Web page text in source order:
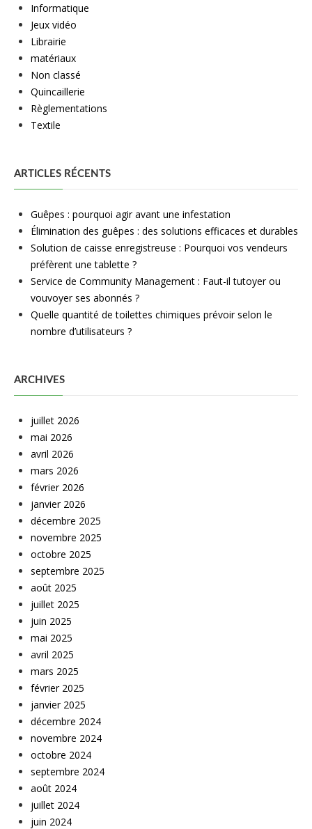
Informatique
Jeux vidéo
Librairie
matériaux
Non classé
Quincaillerie
Règlementations
Textile
ARTICLES RÉCENTS
Guêpes : pourquoi agir avant une infestation
Élimination des guêpes : des solutions efficaces et durables
Solution de caisse enregistreuse : Pourquoi vos vendeurs
préfèrent une tablette ?
Service de Community Management : Faut-il tutoyer ou
vouvoyer ses abonnés ?
Quelle quantité de toilettes chimiques prévoir selon le
nombre d’utilisateurs ?
ARCHIVES
juillet 2026
mai 2026
avril 2026
mars 2026
février 2026
janvier 2026
décembre 2025
novembre 2025
octobre 2025
septembre 2025
août 2025
juillet 2025
juin 2025
mai 2025
avril 2025
mars 2025
février 2025
janvier 2025
décembre 2024
novembre 2024
octobre 2024
septembre 2024
août 2024
juillet 2024
juin 2024